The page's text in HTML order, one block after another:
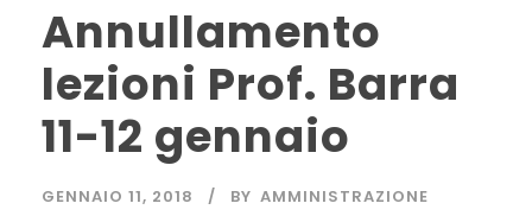
Annullamento
lezioni Prof. Barra
11-12 gennaio
GENNAIO 11, 2018 BY AMMINISTRAZIONE